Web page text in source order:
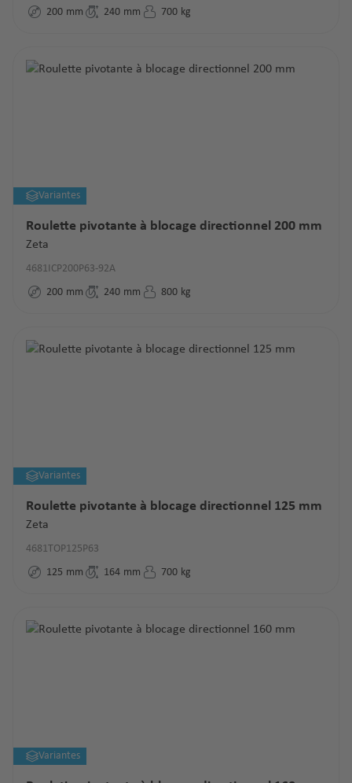
200 mm 240 mm 700 kg
Variantes
Roulette pivotante à blocage directionnel 200 mm
Zeta
4681ICP200P63-92A
200 mm 240 mm 800 kg
Variantes
Roulette pivotante à blocage directionnel 125 mm
Zeta
4681TOP125P63
125 mm 164 mm 700 kg
Variantes